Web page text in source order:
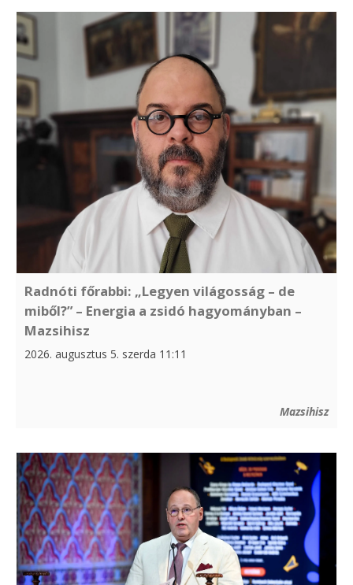
Radnóti főrabbi: „Legyen világosság – de
miből?” – Energia a zsidó hagyományban –
Mazsihisz
2026. augusztus 5. szerda 11:11
Mazsihisz